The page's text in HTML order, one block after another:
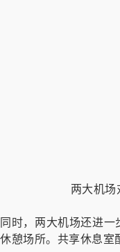
两大机场
同时，两大机场还进
休憩场所。共享休息室